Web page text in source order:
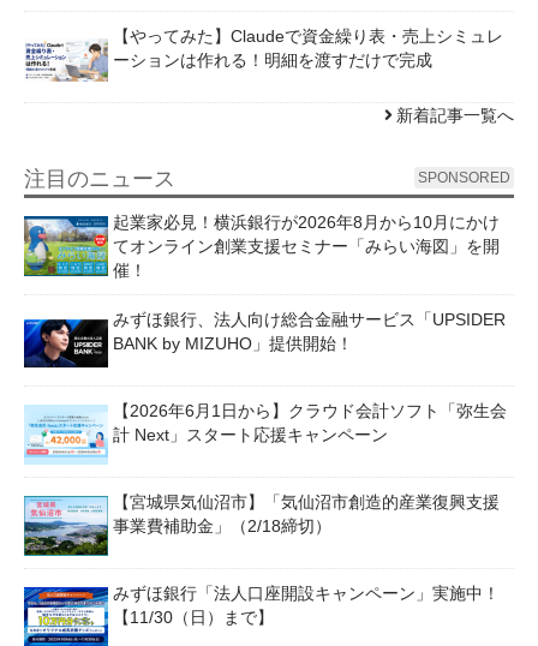
【やってみた】Claudeで資金繰り表・売上シミュレ
ーションは作れる！明細を渡すだけで完成
新着記事一覧へ
注目のニュース SPONSORED
起業家必見！横浜銀行が2026年8月から10月にかけ
てオンライン創業支援セミナー「みらい海図」を開
催！
みずほ銀行、法人向け総合金融サービス「UPSIDER
BANK by MIZUHO」提供開始！
【2026年6月1日から】クラウド会計ソフト「弥生会
計 Next」スタート応援キャンペーン
【宮城県気仙沼市】「気仙沼市創造的産業復興支援
事業費補助金」（2/18締切）
みずほ銀行「法人口座開設キャンペーン」実施中！
【11/30（日）まで】